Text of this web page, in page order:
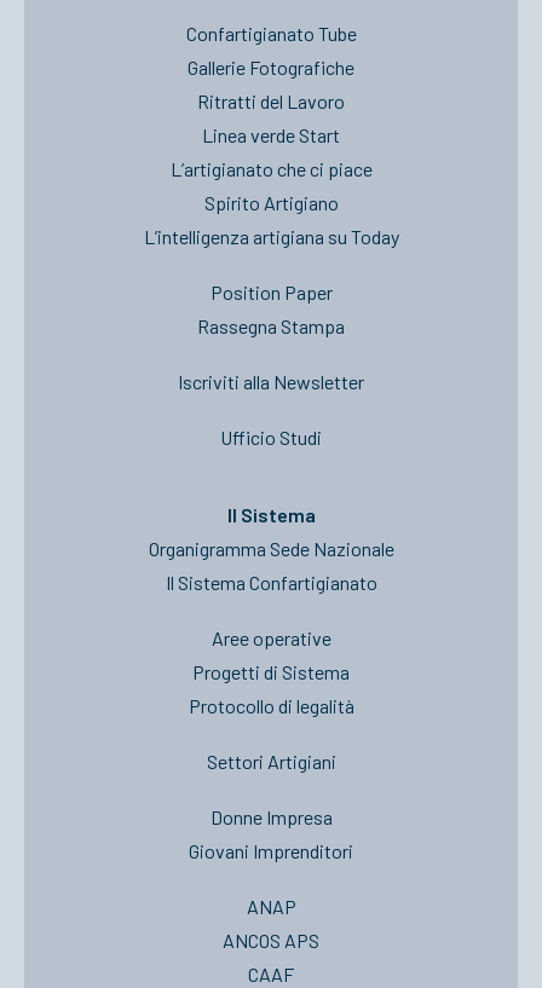
Confartigianato Tube
Gallerie Fotografiche
Ritratti del Lavoro
Linea verde Start
L’artigianato che ci piace
Spirito Artigiano
L’intelligenza artigiana su Today
Position Paper
Rassegna Stampa
Iscriviti alla Newsletter
Ufficio Studi
Il Sistema
Organigramma Sede Nazionale
Il Sistema Confartigianato
Aree operative
Progetti di Sistema
Protocollo di legalità
Settori Artigiani
Donne Impresa
Giovani Imprenditori
ANAP
ANCOS APS
CAAF